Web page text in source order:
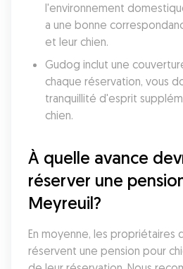
l'environnement
a une bonne
et leur chien.
Gudog inclut une
chaque réservation, vous
tranquillité d'esprit
chien.
À quelle avance
réserver une
Meyreuil?
En moyenne, les propriétaires
réservent une pension pour